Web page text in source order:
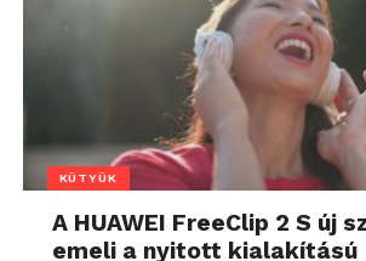
KÜTYÜK
A HUAWEI FreeClip 2 S új
emeli a nyitott kialakítású